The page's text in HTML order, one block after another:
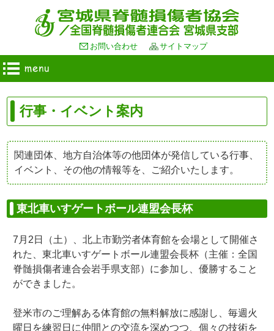
お問い合わせ サイトマップ
行事・イベント案内
関連団体、地方自治体等の他団体が発信している行事、
イベント、その他の情報等を、ご紹介いたします。
東北車いすゲートボール連盟会長杯
7月2日（土）、北上市勤労者体育館を会場として開催さ
れた、東北車いすゲートボール連盟会長杯（主催：全国
脊髄損傷者連合会岩手県支部）に参加し、優勝すること
ができました。
登米市のご理解ある体育館の無料解放に感謝し、毎週火
曜日を練習日に仲間との交流を深めつつ、個々の技術を